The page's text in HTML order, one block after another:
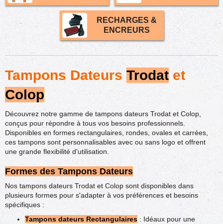
RECHARGES &
ENCREURS
Tampons Dateurs Trodat et
Colop
Découvrez notre gamme de tampons dateurs Trodat et Colop,
conçus pour répondre à tous vos besoins professionnels.
Disponibles en formes rectangulaires, rondes, ovales et carrées,
ces tampons sont personnalisables avec ou sans logo et offrent
une grande flexibilité d'utilisation.
Formes des Tampons Dateurs
Nos tampons dateurs Trodat et Colop sont disponibles dans
plusieurs formes pour s'adapter à vos préférences et besoins
spécifiques :
Tampons dateurs Rectangulaires : Idéaux pour une